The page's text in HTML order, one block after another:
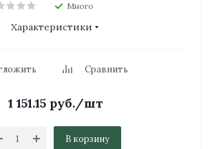
Много
Характеристики
Сравнить
1 151.15руб./шт
В корзину